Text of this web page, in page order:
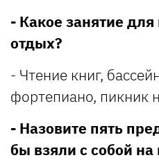
- Какое занятие
отдых?
- Чтение книг,
фортепиано, пикник
- Назовите пять
бы взяли с собой